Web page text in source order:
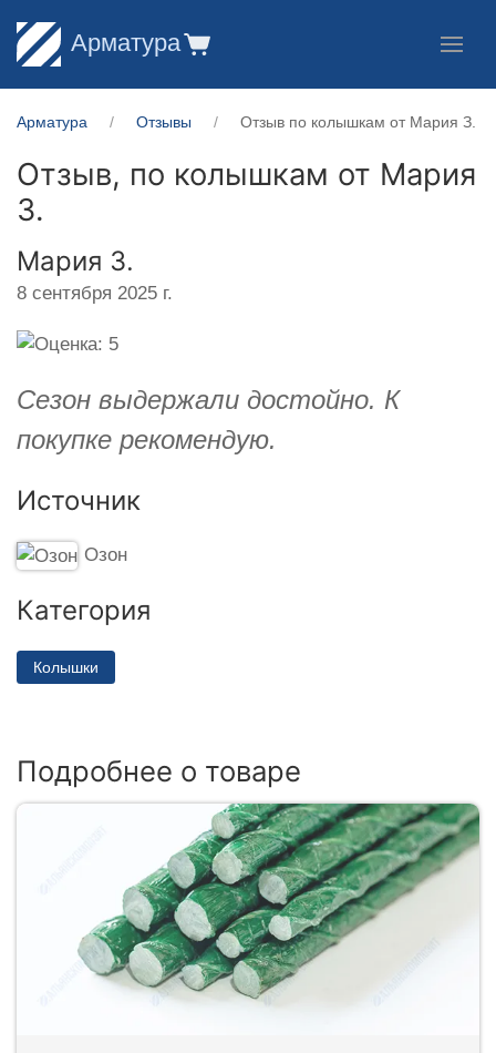
Арматура
Арматура Отзывы Отзыв по колышкам от Мария З.
Отзыв, по колышкам от Мария
З.
Мария З.
8 сентября 2025 г.
Cезон выдержали достойно. К
покупке рекомендую.
Источник
Озон
Категория
Колышки
Подробнее о товаре